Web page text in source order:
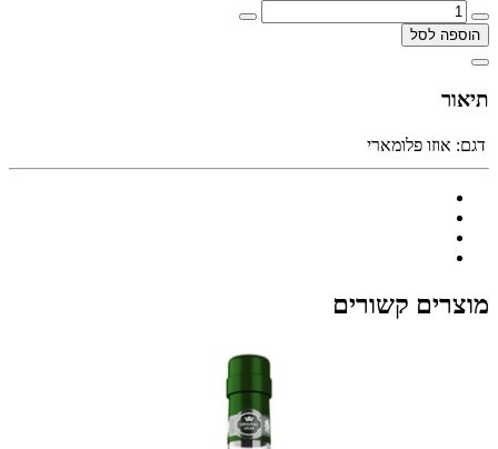
הוספה לסל
תיאור
דגם: אוזו פלומארי
מוצרים קשורים